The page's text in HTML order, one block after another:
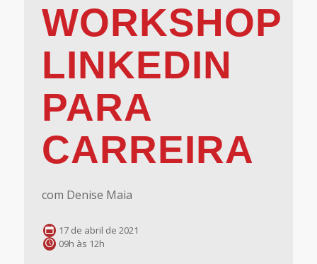
WORKSHOP
LINKEDIN
PARA
CARREIRA
com Denise Maia
17 de abril de 2021
09h às 12h